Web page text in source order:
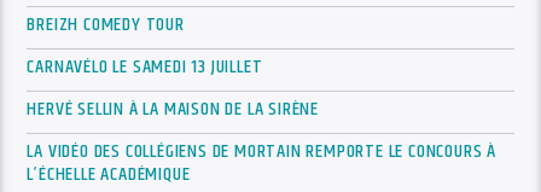
BREIZH COMEDY TOUR
CARNAVÉLO LE SAMEDI 13 JUILLET
HERVÉ SELLIN À LA MAISON DE LA SIRÈNE
LA VIDÉO DES COLLÉGIENS DE MORTAIN REMPORTE LE CONCOURS À
L’ÉCHELLE ACADÉMIQUE